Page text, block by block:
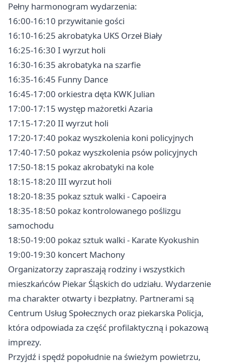
Pełny harmonogram wydarzenia:
16:00-16:10 przywitanie gości
16:10-16:25 akrobatyka UKS Orzeł Biały
16:25-16:30 I wyrzut holi
16:30-16:35 akrobatyka na szarfie
16:35-16:45 Funny Dance
16:45-17:00 orkiestra dęta KWK Julian
17:00-17:15 występ mażoretki Azaria
17:15-17:20 II wyrzut holi
17:20-17:40 pokaz wyszkolenia koni policyjnych
17:40-17:50 pokaz wyszkolenia psów policyjnych
17:50-18:15 pokaz akrobatyki na kole
18:15-18:20 III wyrzut holi
18:20-18:35 pokaz sztuk walki - Capoeira
18:35-18:50 pokaz kontrolowanego poślizgu
samochodu
18:50-19:00 pokaz sztuk walki - Karate Kyokushin
19:00-19:30 koncert Machony
Organizatorzy zapraszają rodziny i wszystkich
mieszkańców Piekar Śląskich do udziału. Wydarzenie
ma charakter otwarty i bezpłatny. Partnerami są
Centrum Usług Społecznych oraz piekarska Policja,
która odpowiada za część profilaktyczną i pokazową
imprezy.
Przyjdź i spędź popołudnie na świeżym powietrzu,